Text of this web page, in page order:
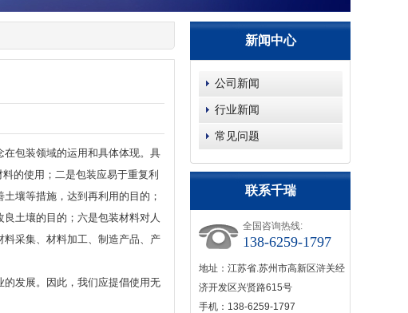
新闻中心
公司新闻
行业新闻
常见问题
联系千瑞
全国咨询热线:
138-6259-1797
地址：江苏省.苏州市高新区浒关经
济开发区兴贤路615号
手机：138-6259-1797
在包装领域的运用和具体体现。具
的使用；二是包装应易于重复利
壤等措施，达到再利用的目的；
土壤的目的；六是包装材料对人
采集、材料加工、制造产品、产
发展。因此，我们应提倡使用无